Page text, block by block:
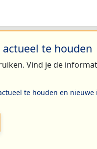
te houden
Vind je de
te houden en nieuwe